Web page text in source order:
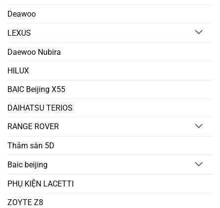
Deawoo
LEXUS
Daewoo Nubira
HILUX
BAIC Beijing X55
DAIHATSU TERIOS
RANGE ROVER
Thảm sàn 5D
Baic beijing
PHỤ KIỆN LACETTI
ZOYTE Z8